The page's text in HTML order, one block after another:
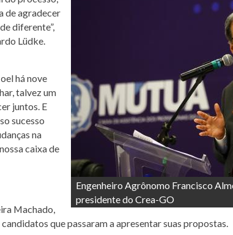
Engenheiro Agrônomo Francisco
presidente do Crea-GO
de agradecer
diferente”,
Lüdke.
há nove
talvez um
juntos. E
sucesso
na
caixa de
Machado,
que passaram a apresentar suas propostas.